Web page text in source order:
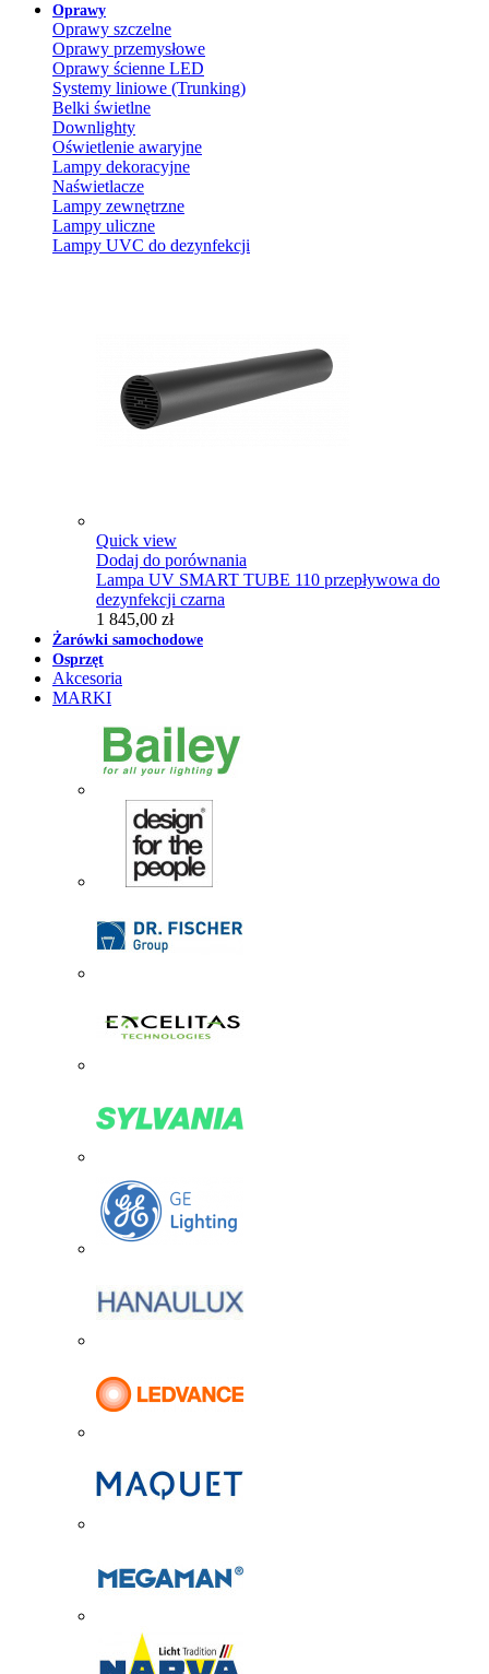
Oprawy
Oprawy szczelne
Oprawy przemysłowe
Oprawy ścienne LED
Systemy liniowe (Trunking)
Belki świetlne
Downlighty
Oświetlenie awaryjne
Lampy dekoracyjne
Naświetlacze
Lampy zewnętrzne
Lampy uliczne
Lampy UVC do dezynfekcji
Quick view
Dodaj do porównania
Lampa UV SMART TUBE 110 przepływowa do
dezynfekcji czarna
1 845,00 zł
Żarówki samochodowe
Osprzęt
Akcesoria
MARKI